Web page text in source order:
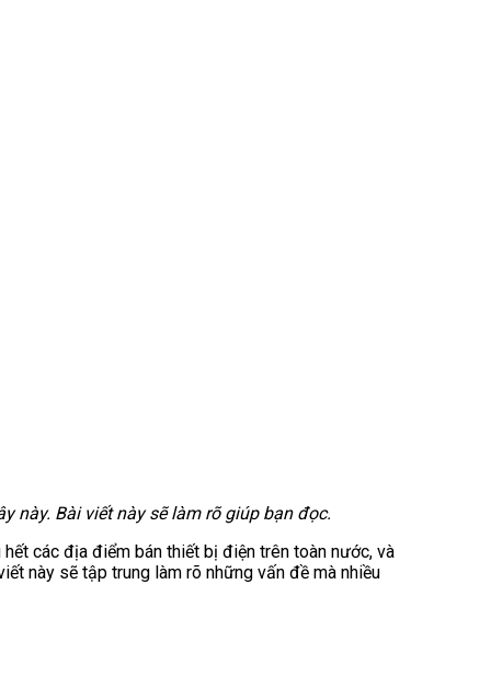
này. Bài viết này sẽ làm rõ giúp bạn đọc.
các địa điểm bán thiết bị điện trên toàn nước, và
này sẽ tập trung làm rõ những vấn đề mà nhiều